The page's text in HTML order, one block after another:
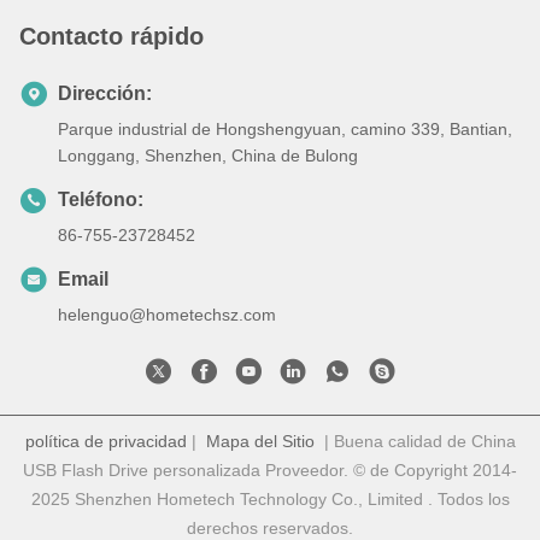
Contacto rápido
Dirección:
Parque industrial de Hongshengyuan, camino 339, Bantian,
Longgang, Shenzhen, China de Bulong
Teléfono:
86-755-23728452
Email
helenguo@hometechsz.com
política de privacidad | Mapa del Sitio| Buena calidad de China
USB Flash Drive personalizada Proveedor. © de Copyright 2014-
2025 Shenzhen Hometech Technology Co., Limited . Todos los
derechos reservados.